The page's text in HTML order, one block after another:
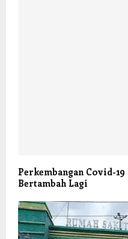
Perkembangan Covid-
Bertambah Lagi